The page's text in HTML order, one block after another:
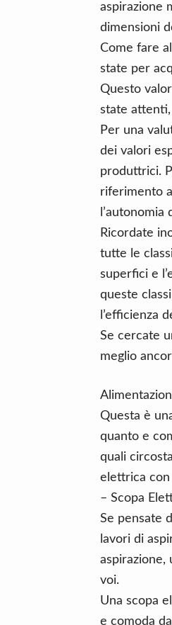
aspirazione
dimensioni
Come fare
state per
Questo
state
Per una
dei valori
produttrici.
riferimento
l’autonomia
Ricordate
tutte le
superfici e
queste
l’efficienza
Se cercate
meglio
Questa è
quanto e
quali
elettrica con
– Scopa
Se pensate
lavori di
aspirazione,
voi.
Una scopa
e comoda